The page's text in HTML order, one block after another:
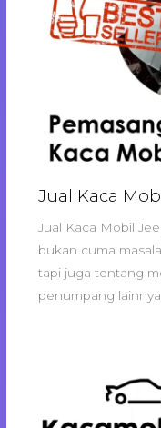
Jual Kaca
Jual Kaca Mobil
bukan cuma
tapi juga tentang
penumpang